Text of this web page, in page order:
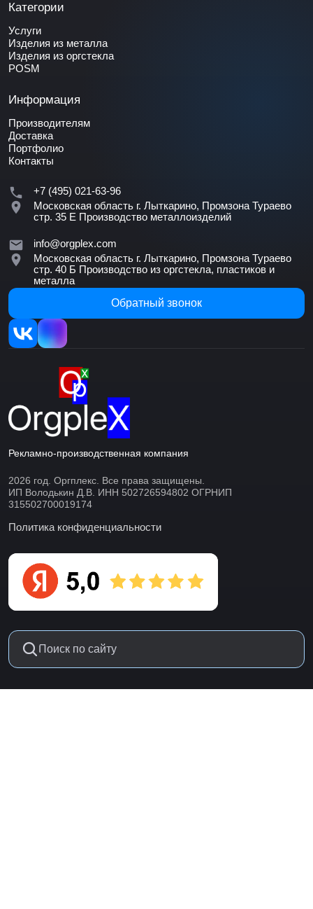
Категории
Услуги
Изделия из металла
Изделия из оргстекла
POSM
Информация
Производителям
Доставка
Портфолио
Контакты
+7 (495) 021-63-96
Московская область г. Лыткарино, Промзона Тураево
стр. 35 Е Производство металлоизделий
info@orgplex.com
Московская область г. Лыткарино, Промзона Тураево
стр. 40 Б Производство из оргстекла, пластиков и
металла
Обратный звонок
Рекламно-производственная компания
2026 год. Оргплекс. Все права защищены.
ИП Володькин Д.В. ИНН 502726594802 ОГРНИП
315502700019174
Политика конфиденциальности